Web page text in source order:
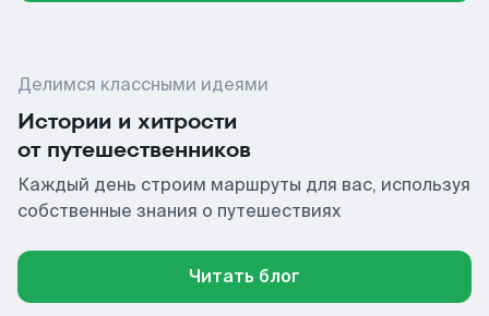
Делимся классными идеями
Истории и хитрости
от путешественников
Каждый день строим маршруты для вас, используя
собственные знания о путешествиях
Читать блог